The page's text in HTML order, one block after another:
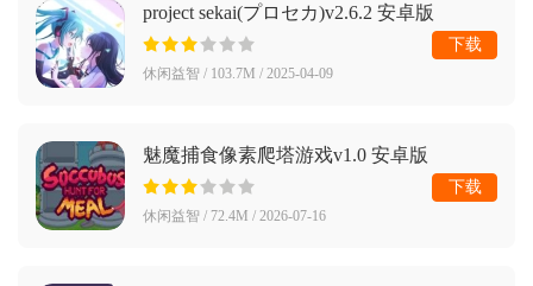
project sekai(プロセカ)v2.6.2 安卓版
休闲益智 / 103.7M / 2025-04-09
下载
魅魔捕食像素爬塔游戏v1.0 安卓版
休闲益智 / 72.4M / 2026-07-16
下载